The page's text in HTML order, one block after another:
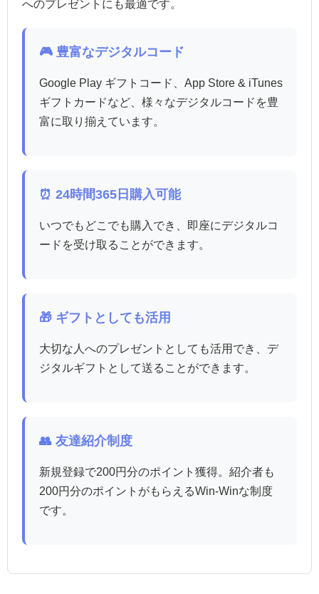
へのプレゼントにも最適です。
🎮 豊富なデジタルコード
Google Play ギフトコード、App Store & iTunes
ギフトカードなど、様々なデジタルコードを豊
富に取り揃えています。
⏰ 24時間365日購入可能
いつでもどこでも購入でき、即座にデジタルコ
ードを受け取ることができます。
🎁 ギフトとしても活用
大切な人へのプレゼントとしても活用でき、デ
ジタルギフトとして送ることができます。
👥 友達紹介制度
新規登録で200円分のポイント獲得。紹介者も
200円分のポイントがもらえるWin-Winな制度
です。